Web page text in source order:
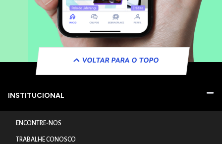
VOLTAR PARA O TOPO
INSTITUCIONAL
ENCONTRE-NOS
TRABALHE CONOSCO